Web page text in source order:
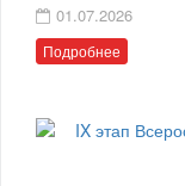
01.07.2026
Подробнее